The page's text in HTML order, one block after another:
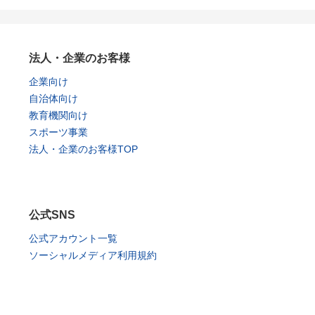
法人・企業のお客様
企業向け
自治体向け
教育機関向け
スポーツ事業
法人・企業のお客様TOP
公式SNS
公式アカウント一覧
ソーシャルメディア利用規約